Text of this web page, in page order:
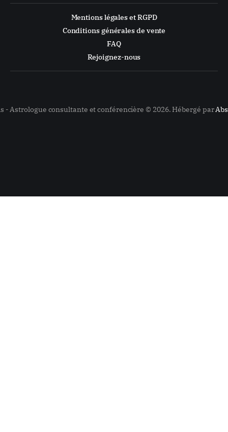
Mentions légales et RGPD
Conditions générales de vente
FAQ
Rejoignez-nous
- Astrologue consultante et conférencière © 2026. Hébergé par